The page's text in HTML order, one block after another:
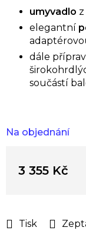
Na objednání
umyvadlo
elegantní
dále
součástí
Tisk
3 355 Kč